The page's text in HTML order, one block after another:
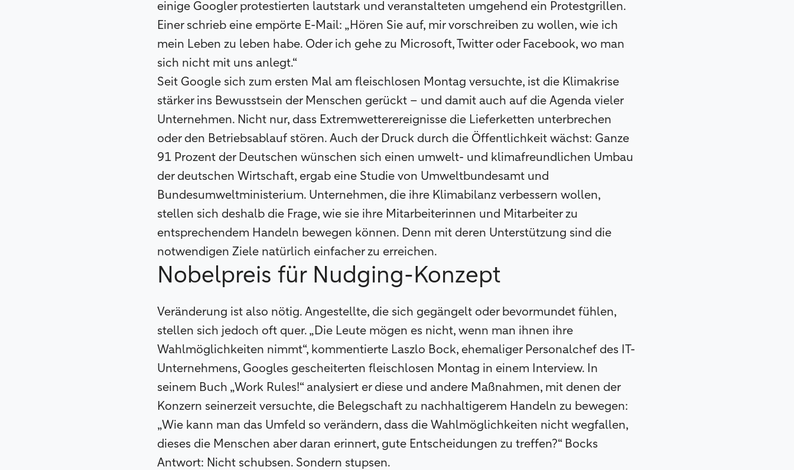
einige Googler protestierten lautstark und veranstalteten umgehend ein Protestgrillen.
Einer schrieb eine empörte E-Mail: „Hören Sie auf, mir vorschreiben zu wollen, wie ich
mein Leben zu leben habe. Oder ich gehe zu Microsoft, Twitter oder Facebook, wo man
sich nicht mit uns anlegt.“
Seit Google sich zum ersten Mal am fleischlosen Montag versuchte, ist die Klimakrise
stärker ins Bewusstsein der Menschen gerückt – und damit auch auf die Agenda vieler
Unternehmen. Nicht nur, dass Extremwetterereignisse die Lieferketten unterbrechen
oder den Betriebsablauf stören. Auch der Druck durch die Öffentlichkeit wächst: Ganze
91 Prozent der Deutschen wünschen sich einen umwelt- und klimafreundlichen Umbau
der deutschen Wirtschaft, ergab eine Studie von Umweltbundesamt und
Bundesumweltministerium. Unternehmen, die ihre Klimabilanz verbessern wollen,
stellen sich deshalb die Frage, wie sie ihre Mitarbeiterinnen und Mitarbeiter zu
entsprechendem Handeln bewegen können. Denn mit deren Unterstützung sind die
notwendigen Ziele natürlich einfacher zu erreichen.
Nobelpreis für Nudging-Konzept
Veränderung ist also nötig. Angestellte, die sich gegängelt oder bevormundet fühlen,
stellen sich jedoch oft quer. „Die Leute mögen es nicht, wenn man ihnen ihre
Wahlmöglichkeiten nimmt“, kommentierte Laszlo Bock, ehemaliger Personalchef des IT-
Unternehmens, Googles gescheiterten fleischlosen Montag in einem Interview. In
seinem Buch „Work Rules!“ analysiert er diese und andere Maßnahmen, mit denen der
Konzern seinerzeit versuchte, die Belegschaft zu nachhaltigerem Handeln zu bewegen:
„Wie kann man das Umfeld so verändern, dass die Wahlmöglichkeiten nicht wegfallen,
dieses die Menschen aber daran erinnert, gute Entscheidungen zu treffen?“ Bocks
Antwort: Nicht schubsen. Sondern stupsen.